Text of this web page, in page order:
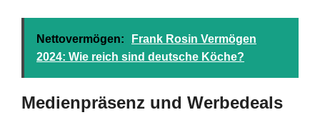
Nettovermögen:
Frank Rosin Vermögen
2024: Wie reich sind deutsche Köche?
Medienpräsenz und Werbedeals